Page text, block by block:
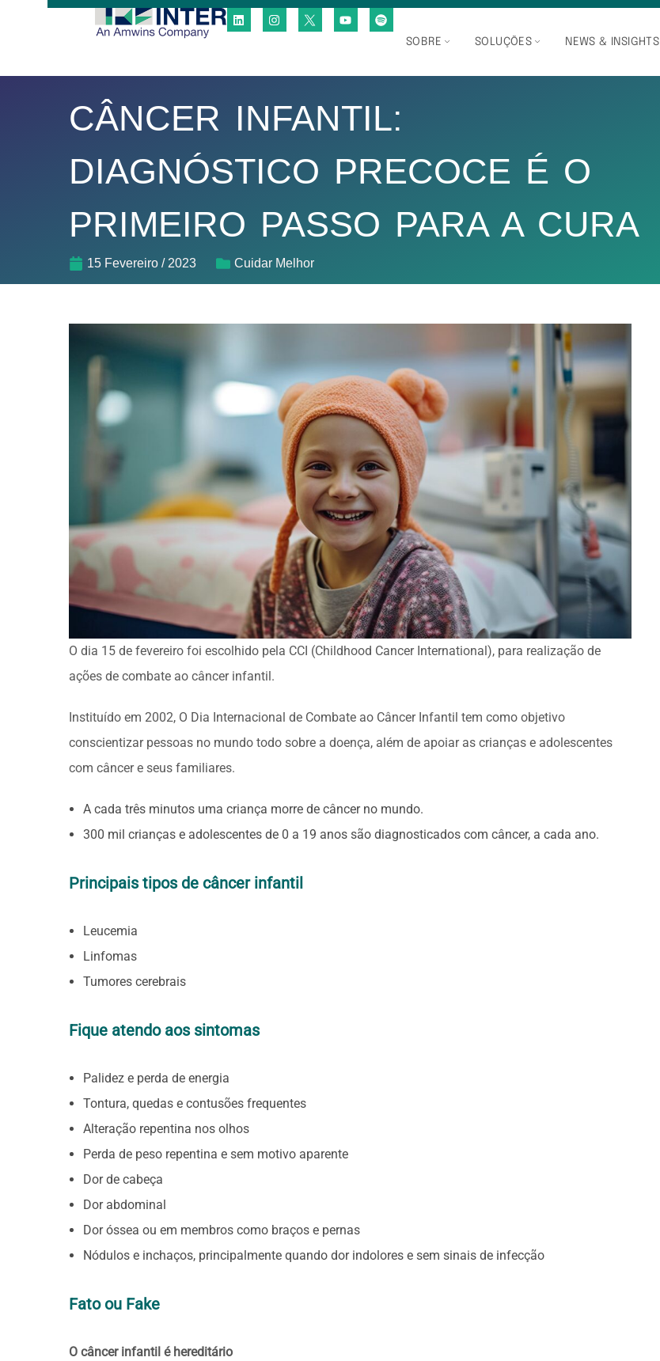
SOBRE SOLUÇÕES NEWS & INSIGHTS
CÂNCER INFANTIL:
DIAGNÓSTICO PRECOCE É O
PRIMEIRO PASSO PARA A CURA
15 Fevereiro / 2023 Cuidar Melhor
O dia 15 de fevereiro foi escolhido pela CCI (Childhood Cancer International), para realização de
ações de combate ao câncer infantil.
Instituído em 2002, O Dia Internacional de Combate ao Câncer Infantil tem como objetivo
conscientizar pessoas no mundo todo sobre a doença, além de apoiar as crianças e adolescentes
com câncer e seus familiares.
A cada três minutos uma criança morre de câncer no mundo.
300 mil crianças e adolescentes de 0 a 19 anos são diagnosticados com câncer, a cada ano.
Principais tipos de câncer infantil
Leucemia
Linfomas
Tumores cerebrais
Fique atendo aos sintomas
Palidez e perda de energia
Tontura, quedas e contusões frequentes
Alteração repentina nos olhos
Perda de peso repentina e sem motivo aparente
Dor de cabeça
Dor abdominal
Dor óssea ou em membros como braços e pernas
Nódulos e inchaços, principalmente quando dor indolores e sem sinais de infecção
Fato ou Fake
O câncer infantil é hereditário